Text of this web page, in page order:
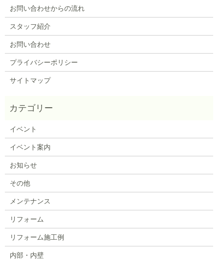
お問い合わせからの流れ
スタッフ紹介
お問い合わせ
プライバシーポリシー
サイトマップ
イベント
イベント案内
お知らせ
その他
メンテナンス
リフォーム
リフォーム施工例
内部・内壁